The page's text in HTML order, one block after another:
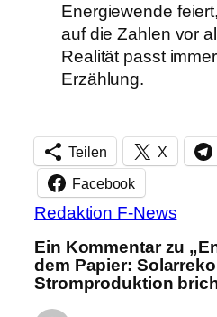
Energiewende
auf die Zahlen vor
Realität passt
Erzählung.
Teilen X
Facebook
Redaktion F-News
Ein Kommentar zu
dem Papier:
Stromproduktion